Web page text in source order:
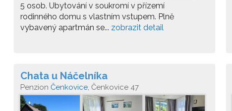
5 osob. Ubytování v soukromí v přízemí
rodinného domu s vlastním vstupem. Plně
vybavený apartmán se... zobrazit detail
Chata u Náčelníka
Penzion Čenkovice, Čenkovice 47